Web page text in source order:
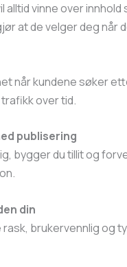
alltid vinne over
at de velger deg når
når kundene søker
over tid.
publisering
bygger du tillit og
din
brukervennlig og